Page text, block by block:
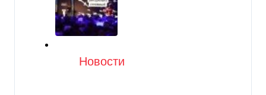
Категория
Новости